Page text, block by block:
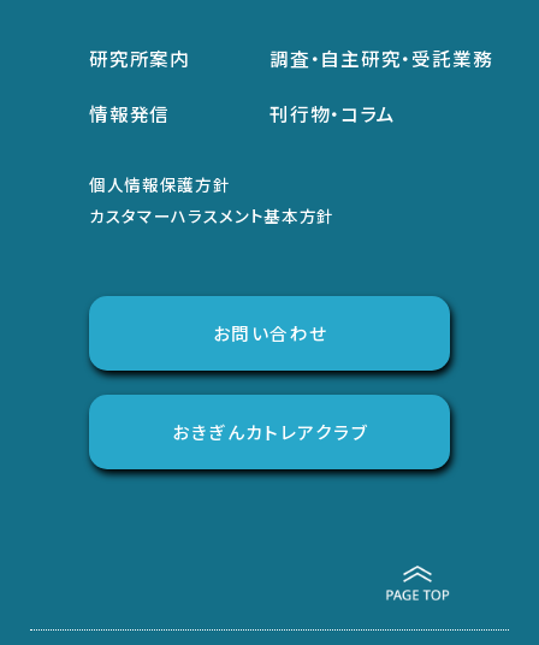
研究所案内
情報発信
調査・自主研究・受託業務
刊行物・コラム
個人情報保護方針
カスタマーハラスメント基本方針
お問い合わせ
おきぎんカトレアクラブ